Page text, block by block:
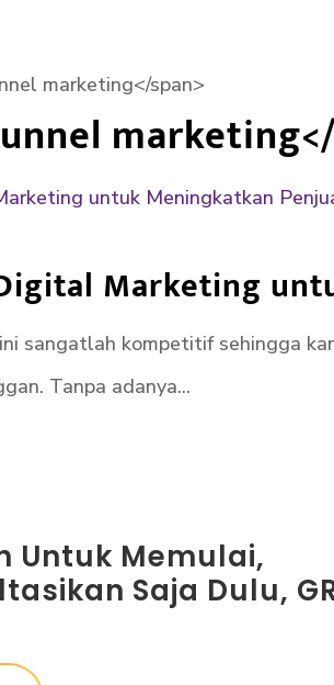
marketing</span>
Marketing
sangatlah kompetitif sehingga
Tanpa adanya...
Untuk Memulai,
Saja Dulu,